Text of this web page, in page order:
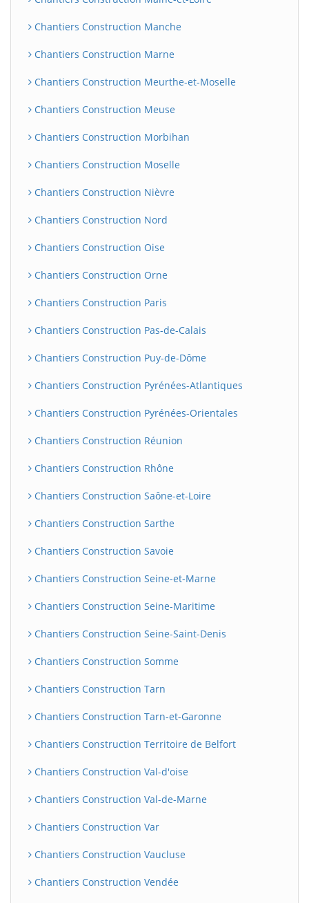
Chantiers Construction Manche
Chantiers Construction Marne
Chantiers Construction Meurthe-et-Moselle
Chantiers Construction Meuse
Chantiers Construction Morbihan
Chantiers Construction Moselle
Chantiers Construction Nièvre
Chantiers Construction Nord
Chantiers Construction Oise
Chantiers Construction Orne
Chantiers Construction Paris
Chantiers Construction Pas-de-Calais
Chantiers Construction Puy-de-Dôme
Chantiers Construction Pyrénées-Atlantiques
Chantiers Construction Pyrénées-Orientales
Chantiers Construction Réunion
Chantiers Construction Rhône
Chantiers Construction Saône-et-Loire
Chantiers Construction Sarthe
Chantiers Construction Savoie
Chantiers Construction Seine-et-Marne
Chantiers Construction Seine-Maritime
Chantiers Construction Seine-Saint-Denis
Chantiers Construction Somme
Chantiers Construction Tarn
Chantiers Construction Tarn-et-Garonne
Chantiers Construction Territoire de Belfort
Chantiers Construction Val-d'oise
Chantiers Construction Val-de-Marne
Chantiers Construction Var
Chantiers Construction Vaucluse
Chantiers Construction Vendée